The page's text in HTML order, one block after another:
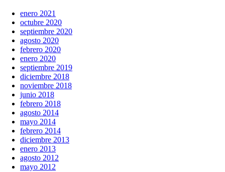
enero 2021
octubre 2020
septiembre 2020
agosto 2020
febrero 2020
enero 2020
septiembre 2019
diciembre 2018
noviembre 2018
junio 2018
febrero 2018
agosto 2014
mayo 2014
febrero 2014
diciembre 2013
enero 2013
agosto 2012
mayo 2012